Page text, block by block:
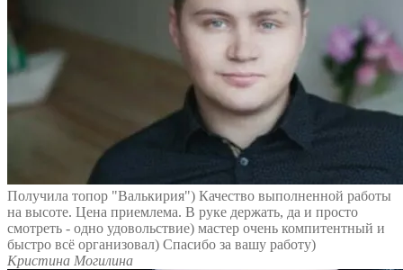
Получила топор "Валькирия") Качество выполненной работы
на высоте. Цена приемлема. В руке держать, да и просто
смотреть - одно удовольствие) мастер очень компитентный и
быстро всё организовал) Спасибо за вашу работу)
Кристина Могилина